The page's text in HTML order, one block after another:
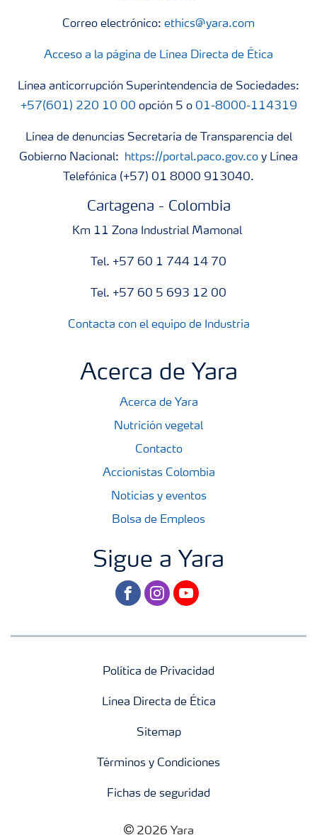
Correo electrónico: ethics@yara.com
Acceso a la página de Línea Directa de Ética
Línea anticorrupción Superintendencia de Sociedades:
+57(601) 220 10 00 opción 5 o 01-8000-114319
Línea de denuncias Secretaría de Transparencia del
Gobierno Nacional:
https://portal.paco.gov.co y Línea
Telefónica (+57) 01 8000 913040.
Cartagena - Colombia
Km 11 Zona Industrial Mamonal
Tel. +57 60 1 744 14 70
Tel. +57 60 5 693 12 00
Contacta con el equipo de Industria
Acerca de Yara
Acerca de Yara
Nutrición vegetal
Contacto
Accionistas Colombia
Noticias y eventos
Bolsa de Empleos
Sigue a Yara
facebookinstagram
youtube
Política de Privacidad
Línea Directa de Ética
Sitemap
Términos y Condiciones
Fichas de seguridad
2026 Yara